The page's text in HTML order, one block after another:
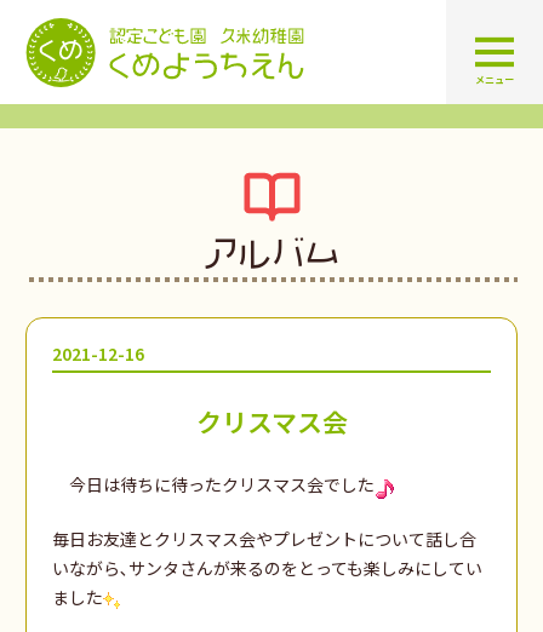
認定こども園 学校法人久米幼
メニュー
アルバム
2021-12-16
クリスマス会
今日は待ちに待ったクリスマス会でした
毎日お友達とクリスマス会やプレゼントについて話し合
いながら､サンタさんが来るのをとっても楽しみにしてい
ました